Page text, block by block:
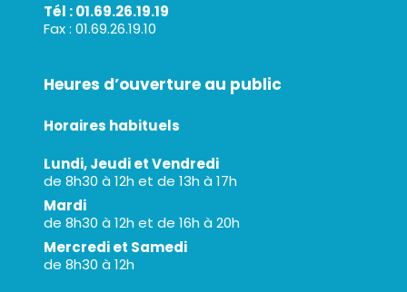
Tél : 01.69.26.19.19
Fax : 01.69.26.19.10
Heures d’ouverture au public
Horaires habituels
Lundi, Jeudi et Vendredi
de 8h30 à 12h et de 13h à 17h
Mardi
de 8h30 à 12h et de 16h à 20h
Mercredi et Samedi
de 8h30 à 12h